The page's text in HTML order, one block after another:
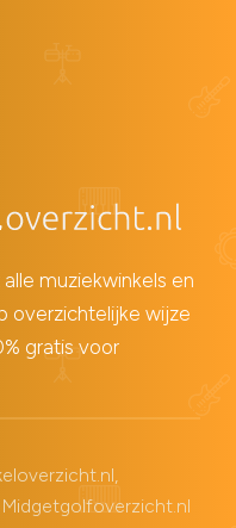
muziekwinkels en
overzichtelijke wijze
gratis voor
,
Midgetgolfoverzicht.nl